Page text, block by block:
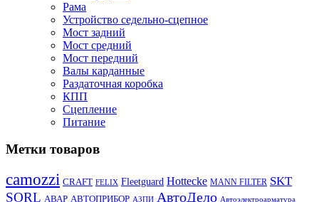
Рама
Устройство седельно-сцепное
Мост задний
Мост средний
Мост передний
Валы карданные
Раздаточная коробка
КПП
Сцепление
Питание
Метки товаров
camozzi CRAFT FELIX Fleetguard Hottecke MANN FILTER SKT
SORL АВАР АВТОПРИБОР АЗПИ АвтоДело Автоэлектроарматура